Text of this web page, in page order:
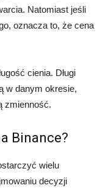
Natomiast jeśli
oznacza to, że cena
cienia. Długi
w danym okresie,
zmienność.
Binance?
wielu
decyzji